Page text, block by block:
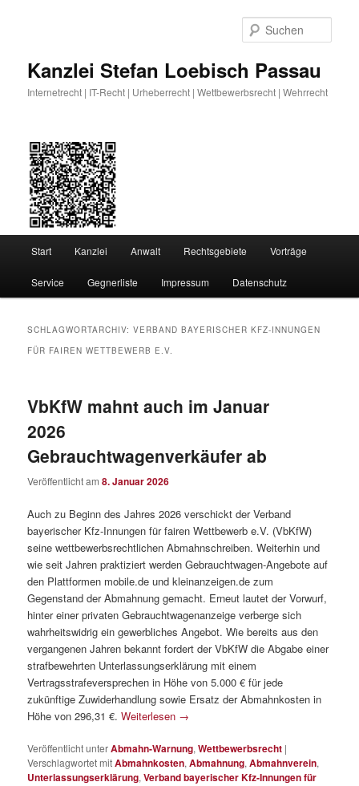
Kanzlei Stefan Loebisch Passau
Internetrecht | IT-Recht | Urheberrecht | Wettbewerbsrecht | Wehrrecht
Start Kanzlei Anwalt Rechtsgebiete Vorträge
Service Gegnerliste Impressum Datenschutz
SCHLAGWORTARCHIV:VERBAND BAYERISCHER KFZ-INNUNGEN
FÜR FAIREN WETTBEWERB E.V.
VbKfW mahnt auch im Januar
2026
Gebrauchtwagenverkäufer ab
Veröffentlicht am8. Januar 2026
Auch zu Beginn des Jahres 2026 verschickt der Verband
bayerischer Kfz-Innungen für fairen Wettbewerb e.V. (VbKfW)
seine wettbewerbsrechtlichen Abmahnschreiben. Weiterhin und
wie seit Jahren praktiziert werden Gebrauchtwagen-Angebote auf
den Plattformen mobile.de und kleinanzeigen.de zum
Gegenstand der Abmahnung gemacht. Erneut lautet der Vorwurf,
hinter einer privaten Gebrauchtwagenanzeige verberge sich
wahrheitswidrig ein gewerbliches Angebot. Wie bereits aus den
vergangenen Jahren bekannt fordert der VbKfW die Abgabe einer
strafbewehrten Unterlassungserklärung mit einem
Vertragsstrafeversprechen in Höhe von 5.000 € für jede
zukünftige Zuwiderhandlung sowie Ersatz der Abmahnkosten in
Höhe von 296,31 €.Weiterlesen →
Veröffentlicht unterAbmahn-Warnung,Wettbewerbsrecht |
Verschlagwortet mitAbmahnkosten,Abmahnung,Abmahnverein,
Unterlassungserklärung,Verband bayerischer Kfz-Innungen für